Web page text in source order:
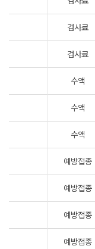
검사료
검사료
수액
수액
수액
예방접종
예방접종
예방접종
예방접종